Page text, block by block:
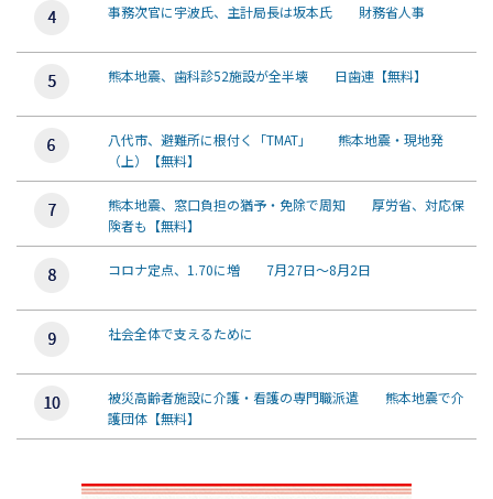
事務次官に宇波氏、主計局長は坂本氏 財務省人事
熊本地震、歯科診52施設が全半壊 日歯連【無料】
八代市、避難所に根付く「TMAT」 熊本地震・現地発
（上）【無料】
熊本地震、窓口負担の猶予・免除で周知 厚労省、対応保
険者も【無料】
コロナ定点、1.70に増 7月27日～8月2日
社会全体で支えるために
被災高齢者施設に介護・看護の専門職派遣 熊本地震で介
護団体【無料】